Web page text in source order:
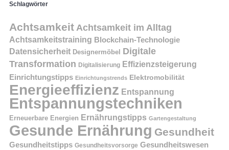
Schlagwörter
AchtsamkeitAchtsamkeit im Alltag
Achtsamkeitstraining Blockchain-Technologie
Datensicherheit Designermöbel
Digitale
Transformation Digitalisierung Effizienzsteigerung
Einrichtungstipps Einrichtungstrends Elektromobilität
Energieeffizienz Entspannung
Entspannungstechniken
Erneuerbare Energien Ernährungstipps Gartengestaltung
Gesunde Ernährung Gesundheit
Gesundheitstipps Gesundheitsvorsorge Gesundheitswesen